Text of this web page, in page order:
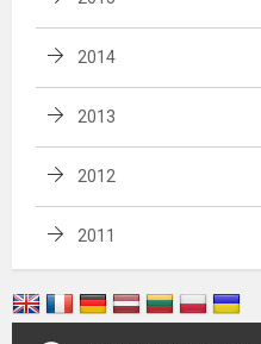
2014
2013
2012
2011